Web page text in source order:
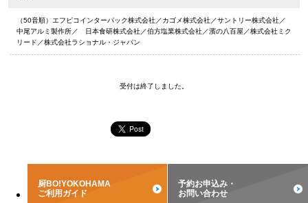
（50音順）エフピコインターパック株式会社／カゴメ株式会社／サントリー株式会社／
中尾アルミ製作所／ 日本食研株式会社／伯方塩業株式会社／濱の八百屋／株式会社ミク
リード／株式会社ラショナル・ジャパン
受付は終了しました。
厨BO!YOKOHAMA
ご利用ガイド
予約お申込み・
お問い合わせ